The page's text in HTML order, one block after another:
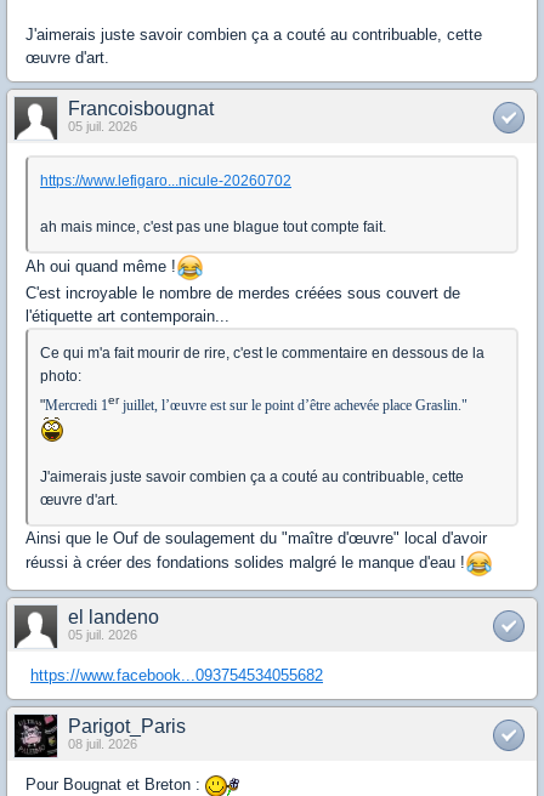
J'aimerais juste savoir combien ça a couté au contribuable, cette
œuvre d'art.
Francoisbougnat
05 juil. 2026
https://www.lefigaro...nicule-20260702
ah mais mince, c'est pas une blague tout compte fait.
Ah oui quand même !
C'est incroyable le nombre de merdes créées sous couvert de
l'étiquette art contemporain...
Ce qui m'a fait mourir de rire, c'est le commentaire en dessous de la
photo:
"Mercredi 1er juillet, l’œuvre est sur le point d’être achevée place Graslin."
J'aimerais juste savoir combien ça a couté au contribuable, cette
œuvre d'art.
Ainsi que le Ouf de soulagement du "maître d'œuvre" local d'avoir
réussi à créer des fondations solides malgré le manque d'eau !
el landeno
05 juil. 2026
https://www.facebook...093754534055682
Parigot_Paris
08 juil. 2026
Pour Bougnat et Breton :